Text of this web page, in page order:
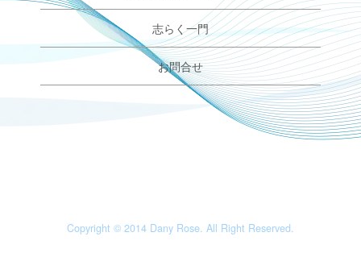
志らく一門
お問合せ
Copyright © 2014 Dany Rose. All Right Reserved.